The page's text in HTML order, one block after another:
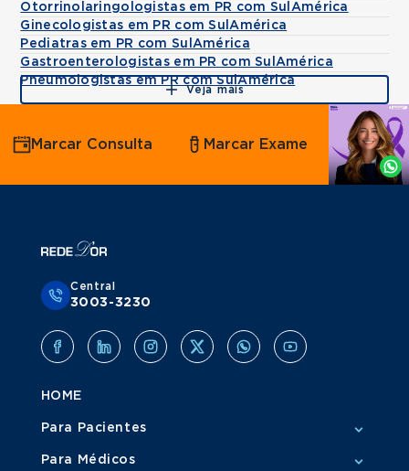
Otorrinolaringologistas em PR com SulAmérica
Ginecologistas em PR com SulAmérica
Pediatras em PR com SulAmérica
Gastroenterologistas em PR com SulAmérica
Pneumologistas em PR com SulAmérica
Veja mais
Agende
por
Whatsapp
Marcar Consulta Marcar Exame
Central
3003-3230
HOME
Para Pacientes
Para Médicos